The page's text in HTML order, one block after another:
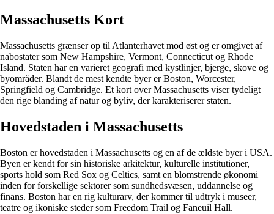
Massachusetts Kort
Massachusetts grænser op til Atlanterhavet mod øst og er omgivet af
nabostater som New Hampshire, Vermont, Connecticut og Rhode
Island. Staten har en varieret geografi med kystlinjer, bjerge, skove og
byområder. Blandt de mest kendte byer er Boston, Worcester,
Springfield og Cambridge. Et kort over Massachusetts viser tydeligt
den rige blanding af natur og byliv, der karakteriserer staten.
Hovedstaden i Massachusetts
Boston er hovedstaden i Massachusetts og en af de ældste byer i USA.
Byen er kendt for sin historiske arkitektur, kulturelle institutioner,
sports hold som Red Sox og Celtics, samt en blomstrende økonomi
inden for forskellige sektorer som sundhedsvæsen, uddannelse og
finans. Boston har en rig kulturarv, der kommer til udtryk i museer,
teatre og ikoniske steder som Freedom Trail og Faneuil Hall.